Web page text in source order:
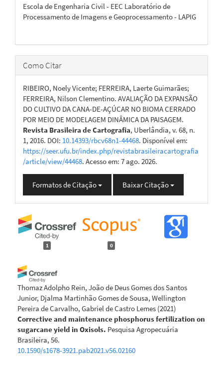
Escola de Engenharia Civil - EEC Laboratório de
Processamento de Imagens e Geoprocessamento - LAPIG
Como Citar
RIBEIRO, Noely Vicente; FERREIRA, Laerte Guimarães;
FERREIRA, Nilson Clementino. AVALIAÇÃO DA EXPANSÃO
DO CULTIVO DA CANA-DE-AÇÚCAR NO BIOMA CERRADO
POR MEIO DE MODELAGEM DINÂMICA DA PAISAGEM.
Revista Brasileira de Cartografia, Uberlândia, v. 68, n.
1, 2016. DOI: 10.14393/rbcv68n1-44468. Disponível em:
https://seer.ufu.br/index.php/revistabrasileiracartografia
/article/view/44468. Acesso em: 7 ago. 2026.
Formatos de Citação Baixar Citação
1 0
Thomaz Adolpho Rein, João de Deus Gomes dos Santos
Junior, Djalma Martinhão Gomes de Sousa, Wellington
Pereira de Carvalho, Gabriel de Castro Lemes (2021)
Corrective and maintenance phosphorus fertilization on
sugarcane yield in Oxisols. Pesquisa Agropecuária
Brasileira, 56.
10.1590/s1678-3921.pab2021.v56.02160